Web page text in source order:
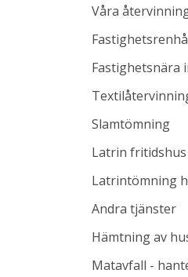
Våra
Fastighetsnära
Slamtömning
Latrin fritidshus
Latrintömning
Andra tjänster
Hämtning av
Matavfall -